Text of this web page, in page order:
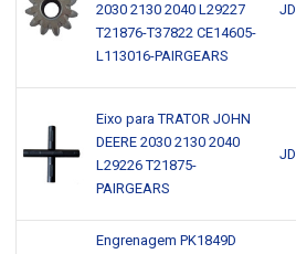
2030 2130 2040 L29227
T21876-T37822 CE14605-
L113016-PAIRGEARS
Eixo para TRATOR JOHN
DEERE 2030 2130 2040
L29226 T21875-
PAIRGEARS
Engrenagem PK1849D